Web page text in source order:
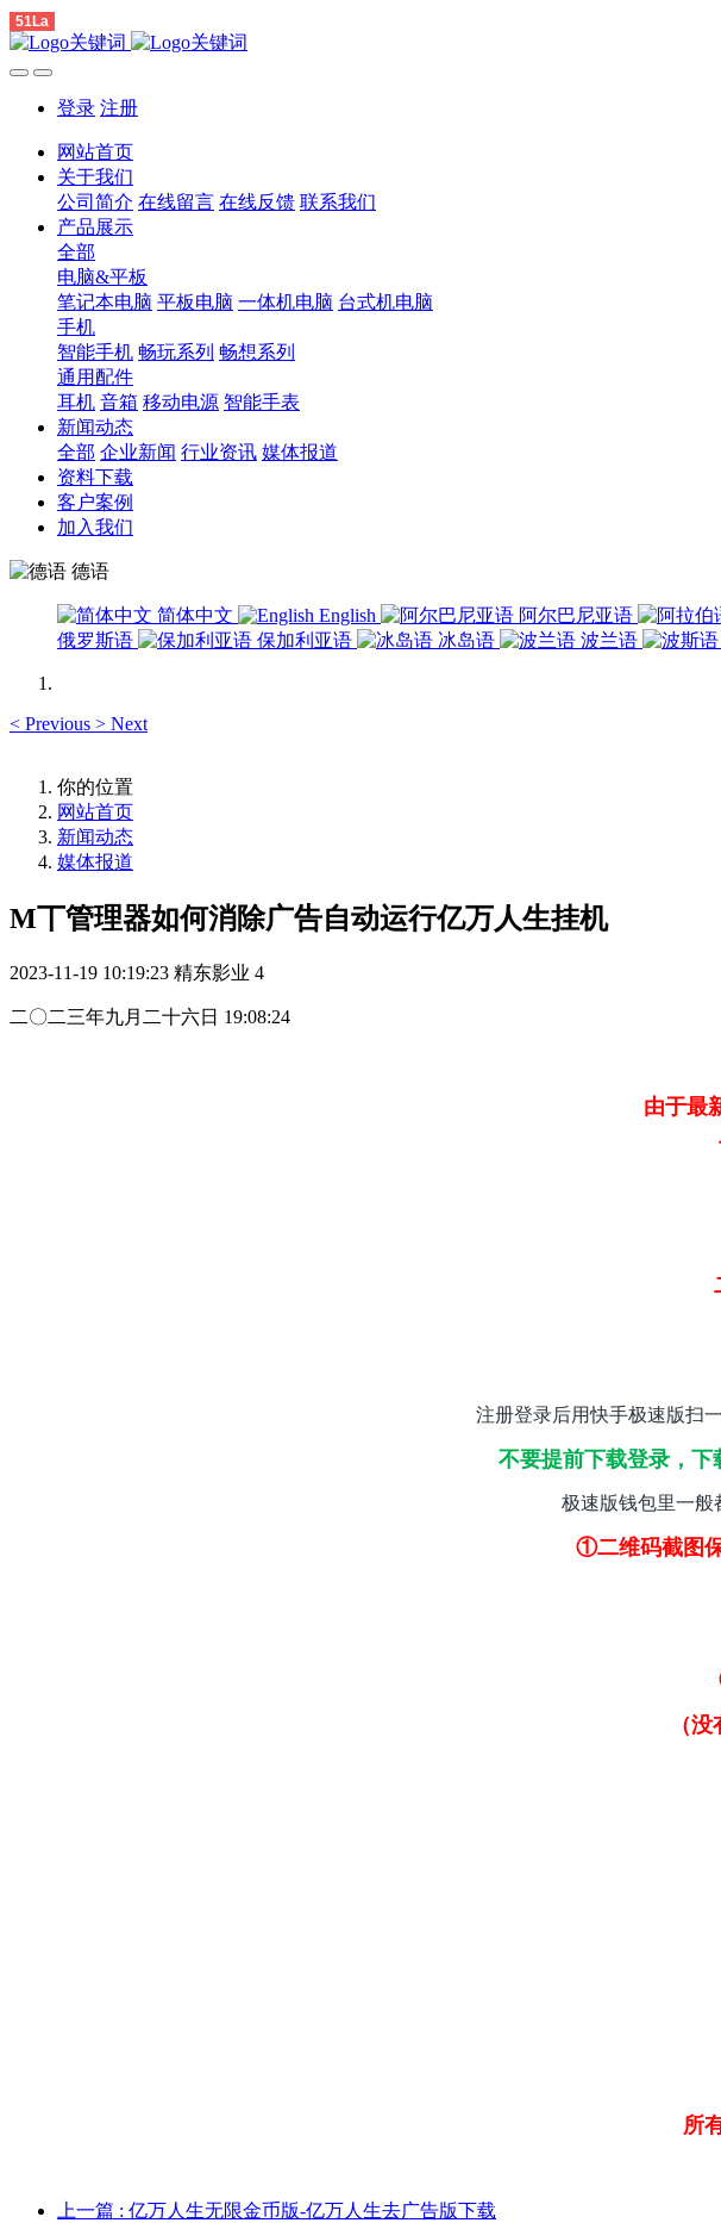
51La
登录 注册
网站首页
关于我们
公司简介 在线留言 在线反馈 联系我们
产品展示
全部
电脑&平板
笔记本电脑 平板电脑 一体机电脑 台式机电脑
手机
智能手机 畅玩系列 畅想系列
通用配件
耳机 音箱 移动电源 智能手表
新闻动态
全部 企业新闻 行业资讯 媒体报道
资料下载
客户案例
加入我们
德语
简体中文 English 阿尔巴尼亚语
俄罗斯语
保加利亚语 冰岛语 波兰语
< Previous > Next
你的位置
网站首页
新闻动态
媒体报道
M丅管理器如何消除广告自动运行亿万人生挂机
2023-11-19 10:19:23 精东影业 4
二〇二三年九月二十六日 19:08:24
由于最新查
下载
最新
注册登录后用快手极速版扫
不要提前下载登录，
极速版钱包里一般
①二维码截图
②打开
（没有快
③
观看两
给大家带
所有
上一篇 : 亿万人生无限金币版-亿万人生去广告版下载